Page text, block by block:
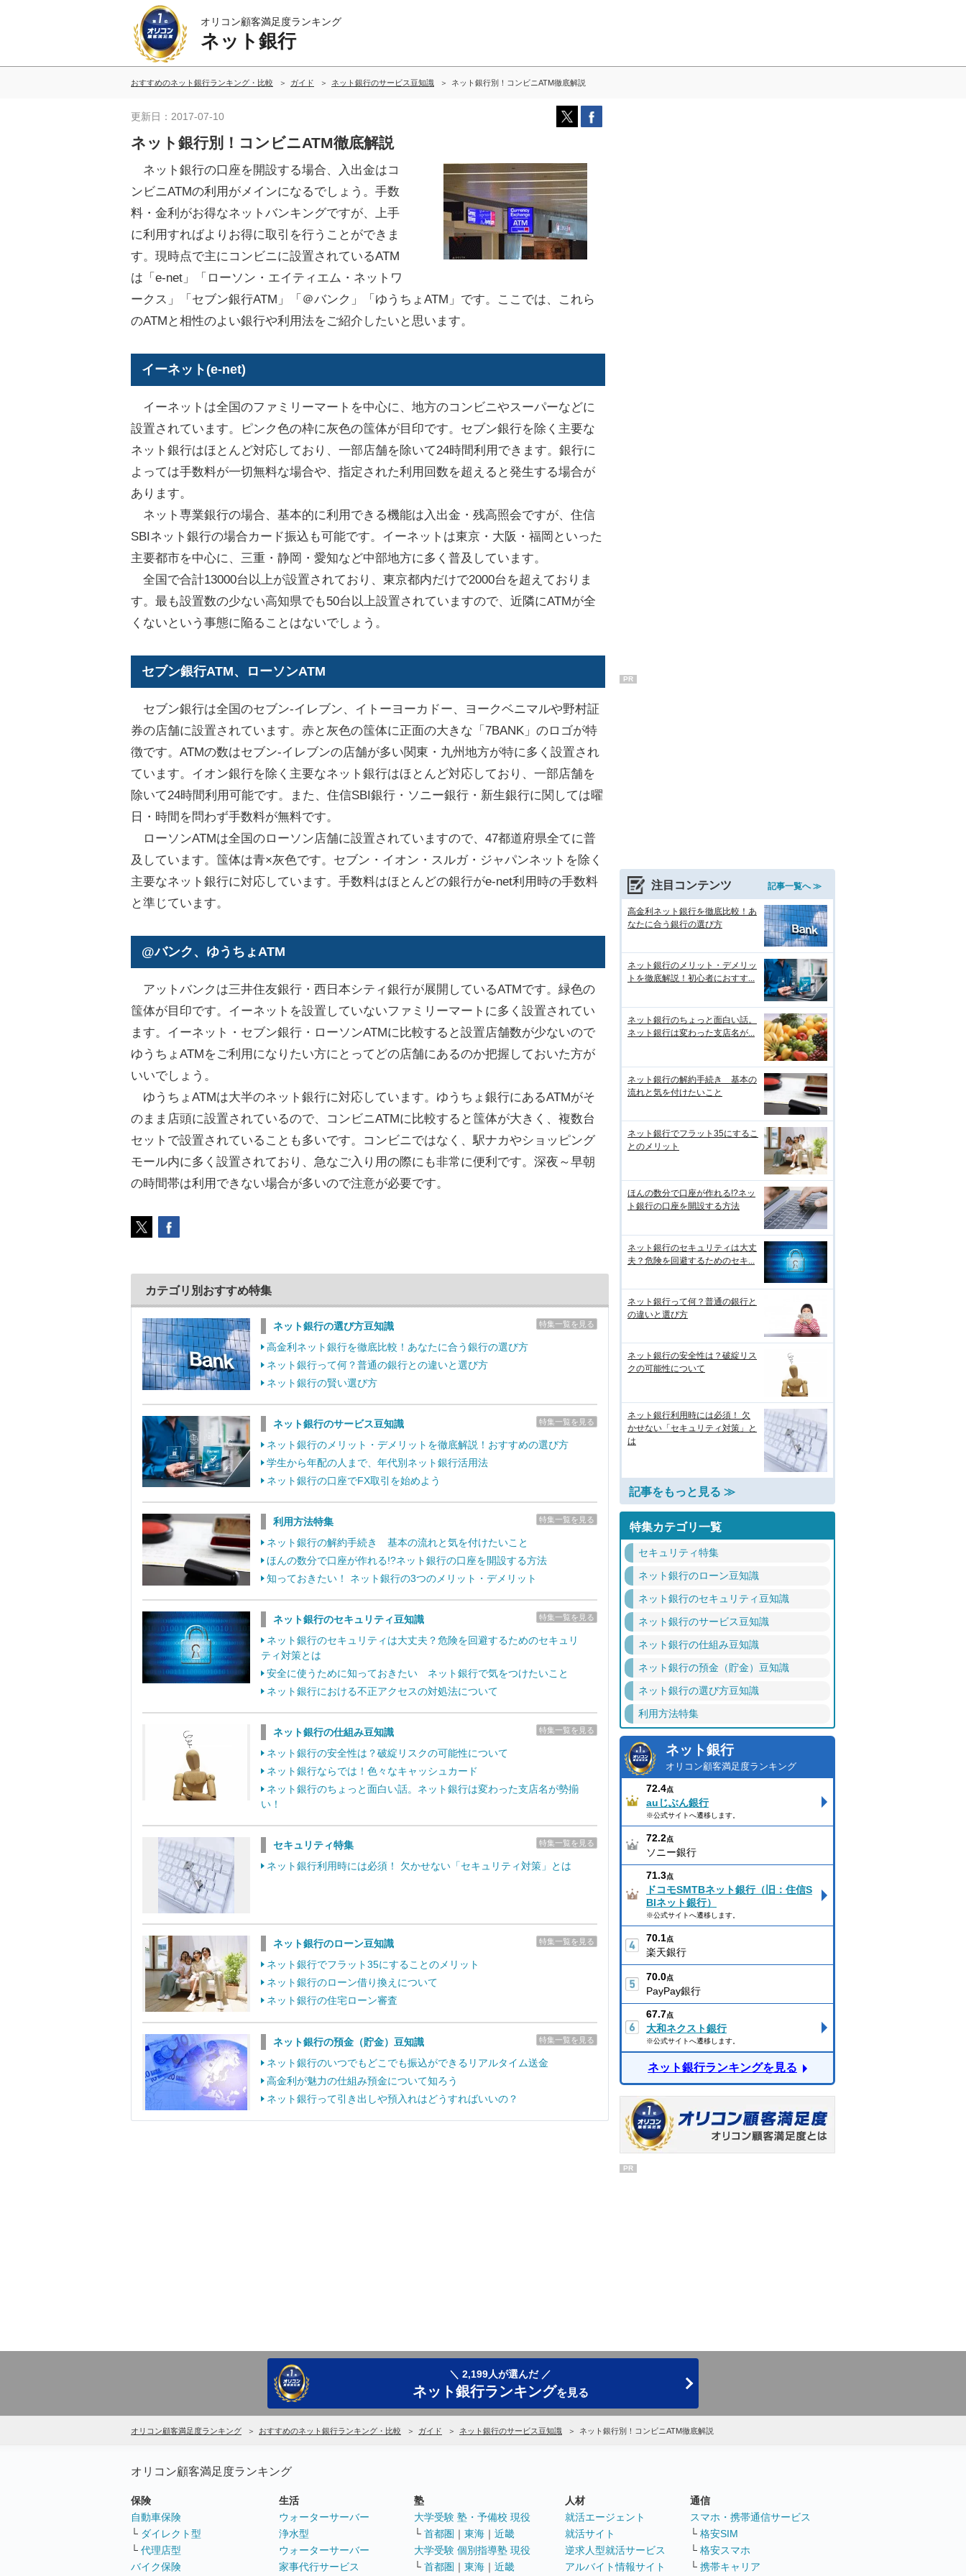
オリコン顧客満足度ランキング
ネット銀行
おすすめのネット銀行ランキング・比較 ガイド ネット銀行のサービス豆知識 ネット銀行別！コンビニATM徹底解説
更新日：2017-07-10
ネット銀行別！コンビニATM徹底解説
ネット銀行の口座を開設する場合、入出金はコ
ンビニATMの利用がメインになるでしょう。手数
料・金利がお得なネットバンキングですが、上手
に利用すればよりお得に取引を行うことができま
す。現時点で主にコンビニに設置されているATM
は「e-net」「ローソン・エイティエム・ネットワ
ークス」「セブン銀行ATM」「＠バンク」「ゆうちょATM」です。ここでは、これら
のATMと相性のよい銀行や利用法をご紹介したいと思います。
イーネット(e-net)
イーネットは全国のファミリーマートを中心に、地方のコンビニやスーパーなどに
設置されています。ピンク色の枠に灰色の筺体が目印です。セブン銀行を除く主要な
ネット銀行はほとんど対応しており、一部店舗を除いて24時間利用できます。銀行に
よっては手数料が一切無料な場合や、指定された利用回数を超えると発生する場合が
あります。
ネット専業銀行の場合、基本的に利用できる機能は入出金・残高照会ですが、住信
SBIネット銀行の場合カード振込も可能です。イーネットは東京・大阪・福岡といった
主要都市を中心に、三重・静岡・愛知など中部地方に多く普及しています。
全国で合計13000台以上が設置されており、東京都内だけで2000台を超えておりま
す。最も設置数の少ない高知県でも50台以上設置されていますので、近隣にATMが全
くないという事態に陥ることはないでしょう。
セブン銀行ATM、ローソンATM
セブン銀行は全国のセブン-イレブン、イトーヨーカドー、ヨークベニマルや野村証
券の店舗に設置されています。赤と灰色の筺体に正面の大きな「7BANK」のロゴが特
徴です。ATMの数はセブン-イレブンの店舗が多い関東・九州地方が特に多く設置され
ています。イオン銀行を除く主要なネット銀行はほとんど対応しており、一部店舗を
除いて24時間利用可能です。また、住信SBI銀行・ソニー銀行・新生銀行に関しては曜
日・時間を問わず手数料が無料です。
ローソンATMは全国のローソン店舗に設置されていますので、47都道府県全てに普
及しています。筺体は青×灰色です。セブン・イオン・スルガ・ジャパンネットを除く
主要なネット銀行に対応しています。手数料はほとんどの銀行がe-net利用時の手数料
と準じています。
@バンク、ゆうちょATM
アットバンクは三井住友銀行・西日本シティ銀行が展開しているATMです。緑色の
筺体が目印です。イーネットを設置していないファミリーマートに多く設置されてい
ます。イーネット・セブン銀行・ローソンATMに比較すると設置店舗数が少ないので
ゆうちょATMをご利用になりたい方にとってどの店舗にあるのか把握しておいた方が
いいでしょう。
ゆうちょATMは大半のネット銀行に対応しています。ゆうちょ銀行にあるATMがそ
のまま店頭に設置されているので、コンビニATMに比較すると筺体が大きく、複数台
セットで設置されていることも多いです。コンビニではなく、駅ナカやショッピング
モール内に多く設置されており、急なご入り用の際にも非常に便利です。深夜～早朝
の時間帯は利用できない場合が多いので注意が必要です。
カテゴリ別おすすめ特集
特集一覧を見る
ネット銀行の選び方豆知識
高金利ネット銀行を徹底比較！あなたに合う銀行の選び方
ネット銀行って何？普通の銀行との違いと選び方
ネット銀行の賢い選び方
特集一覧を見る
ネット銀行のサービス豆知識
ネット銀行のメリット・デメリットを徹底解説！おすすめの選び方
学生から年配の人まで、年代別ネット銀行活用法
ネット銀行の口座でFX取引を始めよう
特集一覧を見る
利用方法特集
ネット銀行の解約手続き 基本の流れと気を付けたいこと
ほんの数分で口座が作れる!?ネット銀行の口座を開設する方法
知っておきたい！ ネット銀行の3つのメリット・デメリット
特集一覧を見る
ネット銀行のセキュリティ豆知識
ネット銀行のセキュリティは大丈夫？危険を回避するためのセキュリ
ティ対策とは
安全に使うために知っておきたい ネット銀行で気をつけたいこと
ネット銀行における不正アクセスの対処法について
特集一覧を見る
ネット銀行の仕組み豆知識
ネット銀行の安全性は？破綻リスクの可能性について
ネット銀行ならでは！色々なキャッシュカード
ネット銀行のちょっと面白い話。ネット銀行は変わった支店名が勢揃
い！
特集一覧を見る
セキュリティ特集
ネット銀行利用時には必須！ 欠かせない「セキュリティ対策」とは
特集一覧を見る
ネット銀行のローン豆知識
ネット銀行でフラット35にすることのメリット
ネット銀行のローン借り換えについて
ネット銀行の住宅ローン審査
特集一覧を見る
ネット銀行の預金（貯金）豆知識
ネット銀行のいつでもどこでも振込ができるリアルタイム送金
高金利が魅力の仕組み預金について知ろう
ネット銀行って引き出しや預入れはどうすればいいの？
PR
注目コンテンツ 記事一覧へ ≫
高金利ネット銀行を徹底比較！あ
なたに合う銀行の選び方
ネット銀行のメリット・デメリッ
トを徹底解説！初心者におすす...
ネット銀行のちょっと面白い話。
ネット銀行は変わった支店名が...
ネット銀行の解約手続き 基本の
流れと気を付けたいこと
ネット銀行でフラット35にするこ
とのメリット
ほんの数分で口座が作れる!?ネッ
ト銀行の口座を開設する方法
ネット銀行のセキュリティは大丈
夫？危険を回避するためのセキ...
ネット銀行って何？普通の銀行と
の違いと選び方
ネット銀行の安全性は？破綻リス
クの可能性について
ネット銀行利用時には必須！ 欠
かせない「セキュリティ対策」と
は
記事をもっと見る ≫
特集カテゴリ一覧
セキュリティ特集
ネット銀行のローン豆知識
ネット銀行のセキュリティ豆知識
ネット銀行のサービス豆知識
ネット銀行の仕組み豆知識
ネット銀行の預金（貯金）豆知識
ネット銀行の選び方豆知識
利用方法特集
ネット銀行
オリコン顧客満足度ランキング
72.4点
auじぶん銀行
※公式サイトへ遷移します。
72.2点
ソニー銀行
71.3点
ドコモSMTBネット銀行（旧：住信S
BIネット銀行）
※公式サイトへ遷移します。
70.1点
楽天銀行
70.0点
PayPay銀行
67.7点
大和ネクスト銀行
※公式サイトへ遷移します。
ネット銀行ランキングを見る
PR
＼ 2,199人が選んだ ／
ネット銀行ランキングを見る
オリコン顧客満足度ランキング おすすめのネット銀行ランキング・比較 ガイド ネット銀行のサービス豆知識 ネット銀行別！コンビニATM徹底解説
オリコン顧客満足度ランキング
保険
自動車保険
└ ダイレクト型
└ 代理店型
バイク保険
生活
ウォーターサーバー
浄水型
ウォーターサーバー
家事代行サービス
塾
大学受験 塾・予備校 現役
└ 首都圏 ｜ 東海 ｜ 近畿
大学受験 個別指導塾 現役
└ 首都圏 ｜ 東海 ｜ 近畿
人材
就活エージェント
就活サイト
逆求人型就活サービス
アルバイト情報サイト
通信
スマホ・携帯通信サービス
└ 格安SIM
└ 格安スマホ
└ 携帯キャリア